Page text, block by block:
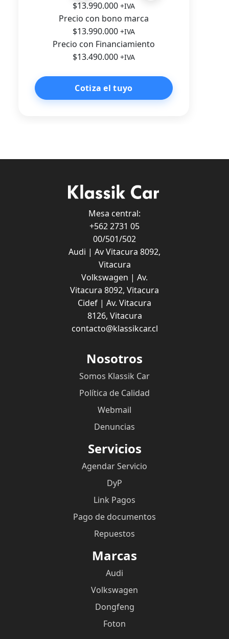
$13.990.000 +IVA
Precio con bono marca
$13.990.000 +IVA
Precio con Financiamiento
$13.490.000 +IVA
Cotiza el tuyo
Mesa central:
+562 2731 05
00/501/502
Audi | Av Vitacura 8092,
Vitacura
Volkswagen | Av.
Vitacura 8092, Vitacura
Cidef | Av. Vitacura
8126, Vitacura
contacto@klassikcar.cl
Nosotros
Somos Klassik Car
Política de Calidad
Webmail
Denuncias
Servicios
Agendar Servicio
DyP
Link Pagos
Pago de documentos
Repuestos
Marcas
Audi
Volkswagen
Dongfeng
Foton